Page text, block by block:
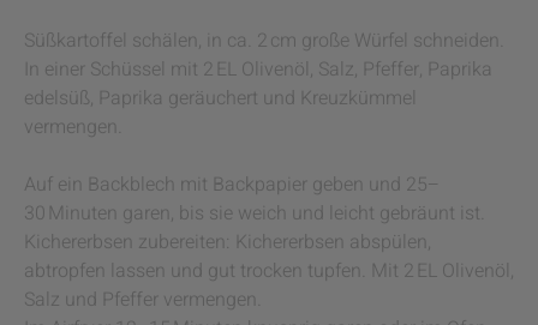
Süßkartoffel schälen, in ca. 2 cm große Würfel schneiden.
In einer Schüssel mit 2 EL Olivenöl, Salz, Pfeffer, Paprika
edelsüß, Paprika geräuchert und Kreuzkümmel
vermengen.
Auf ein Backblech mit Backpapier geben und 25–
30 Minuten garen, bis sie weich und leicht gebräunt ist.
Kichererbsen zubereiten: Kichererbsen abspülen,
abtropfen lassen und gut trocken tupfen. Mit 2 EL Olivenöl,
Salz und Pfeffer vermengen.